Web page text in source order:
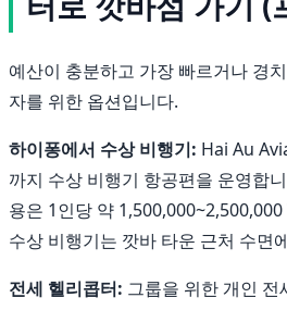
예산이 충분하고 가장 빠르거나 경
자를 위한 옵션입니다.
하이퐁에서 수상 비행기: Hai Au
까지 수상 비행기 항공편을 운영합
용은 1인당 약
수상 비행기는 깟바 타운 근처 수면
전세 헬리콥터: 그룹을 위한 개인